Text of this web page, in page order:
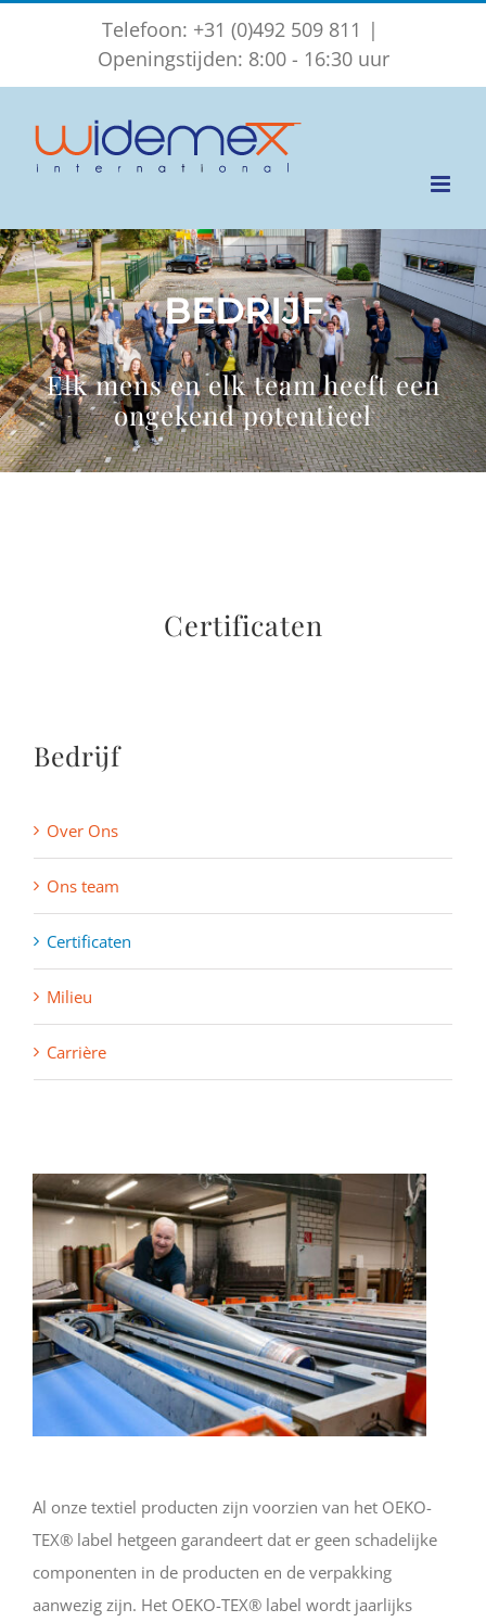
Telefoon: +31 (0)492 509 811 |
Openingstijden: 8:00 - 16:30 uur
BEDRIJF
Elk mens en elk team heeft een
ongekend potentieel
Certificaten
Bedrijf
Over Ons
Ons team
Certificaten
Milieu
Carrière
Al onze textiel producten zijn voorzien van het OEKO-
TEX® label hetgeen garandeert dat er geen schadelijke
componenten in de producten en de verpakking
aanwezig zijn. Het OEKO-TEX® label wordt jaarlijks